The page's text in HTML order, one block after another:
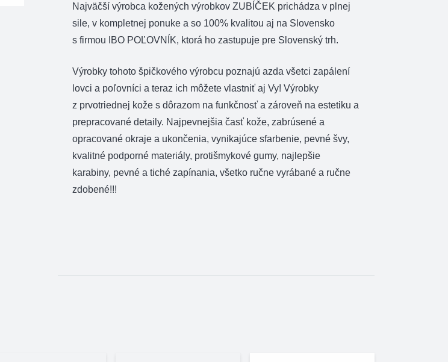
Najväčší výrobca kožených výrobkov ZUBÍČEK prichádza v plnej
sile, v kompletnej ponuke a so 100% kvalitou aj na Slovensko
s firmou IBO POĽOVNÍK, ktorá ho zastupuje pre Slovenský trh.
Výrobky tohoto špičkového výrobcu poznajú azda všetci zapálení
lovci a poľovníci a teraz ich môžete vlastniť aj Vy! Výrobky
z prvotriednej kože s dôrazom na funkčnosť a zároveň na estetiku a
prepracované detaily. Najpevnejšia časť kože, zabrúsené a
opracované okraje a ukončenia, vynikajúce sfarbenie, pevné švy,
kvalitné podporné materiály, protišmykové gumy, najlepšie
karabiny, pevné a tiché zapínania, všetko ručne vyrábané a ručne
zdobené!!!